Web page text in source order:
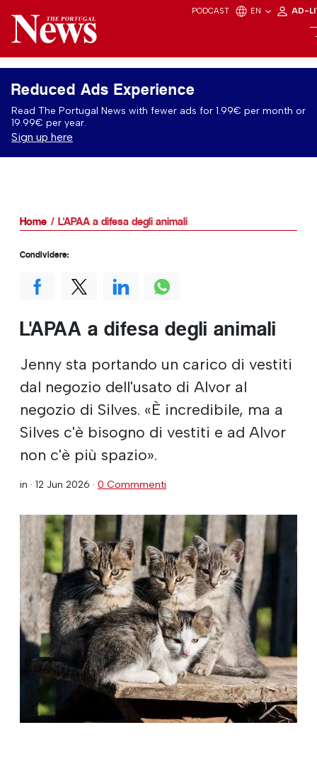
PODCAST EN AD-
Reduced Ads Experience
Read The Portugal News with fewer ads for 1.99€ per month or
19.99€ per year.
Sign up here
Home L'APAA a difesa degli animali
L'APAA a difesa degli animali
Jenny sta portando un carico di vestiti
dal negozio dell'usato di Alvor al
negozio di Silves. «È incredibile, ma a
Silves c'è bisogno di vestiti e ad Alvor
non c'è più spazio».
in · 12 Jun 2026 · 0 Commmenti
Condividere: